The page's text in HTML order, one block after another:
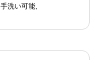
手洗い可能